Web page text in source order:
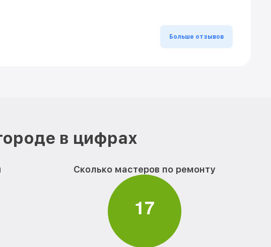
Больше отзывов
в цифрах
Сколько мастеров по ремонту
17